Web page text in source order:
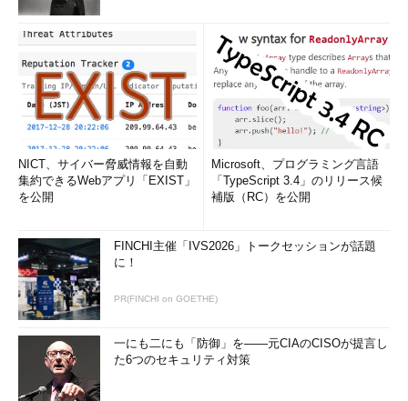
NICT、サイバー脅威情報を自動
集約できるWebアプリ「EXIST」
を公開
Microsoft、プログラミング言語
「TypeScript 3.4」のリリース候
補版（RC）を公開
FINCHI主催「IVS2026」トークセッションが話題
に！
PR(FINCHI on GOETHE)
一にも二にも「防御」を――元CIAのCISOが提言し
た6つのセキュリティ対策